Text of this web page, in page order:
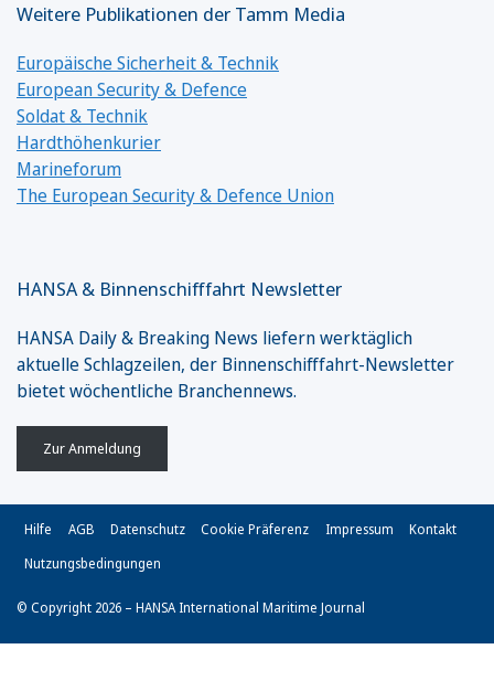
Weitere Publikationen der Tamm Media
Europäische Sicherheit & Technik
European Security & Defence
Soldat & Technik
Hardthöhenkurier
Marineforum
The European Security & Defence Union
HANSA & Binnenschifffahrt Newsletter
HANSA Daily & Breaking News liefern werktäglich
aktuelle Schlagzeilen, der Binnenschifffahrt-Newsletter
bietet wöchentliche Branchennews.
Zur Anmeldung
© Copyright 2026 – HANSA International Maritime Journal
Hilfe AGB Datenschutz Cookie Präferenz Impressum
Kontakt
Nutzungsbedingungen